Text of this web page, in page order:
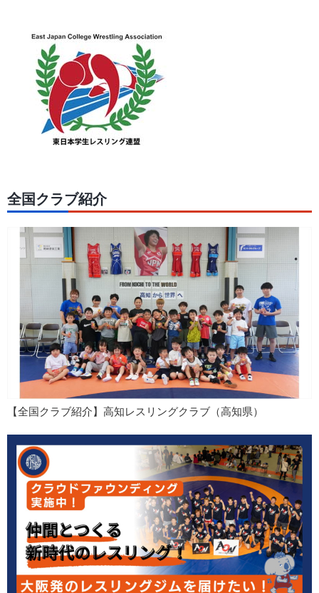
全国クラブ紹介
【全国クラブ紹介】高知レスリングクラブ（高知県）